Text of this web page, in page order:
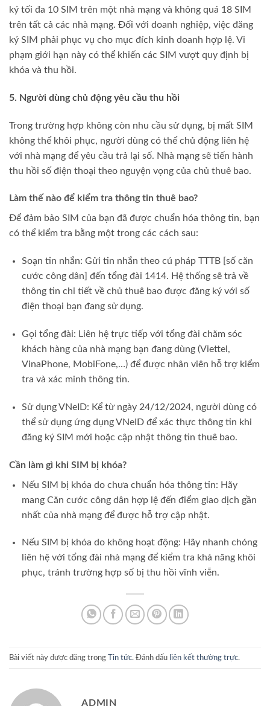
ký tối đa 10 SIM trên một nhà mạng và không quá 18 SIM
trên tất cả các nhà mạng. Đối với doanh nghiệp, việc đăng
ký SIM phải phục vụ cho mục đích kinh doanh hợp lệ. Vi
phạm giới hạn này có thể khiến các SIM vượt quy định bị
khóa và thu hồi.
5. Người dùng chủ động yêu cầu thu hồi
Trong trường hợp không còn nhu cầu sử dụng, bị mất SIM
không thể khôi phục, người dùng có thể chủ động liên hệ
với nhà mạng để yêu cầu trả lại số. Nhà mạng sẽ tiến hành
thu hồi số điện thoại theo nguyện vọng của chủ thuê bao.
Làm thế nào để kiểm tra thông tin thuê bao?
Để đảm bảo SIM của bạn đã được chuẩn hóa thông tin, bạn
có thể kiểm tra bằng một trong các cách sau:
Soạn tin nhắn: Gửi tin nhắn theo cú pháp TTTB [số căn
cước công dân] đến tổng đài 1414. Hệ thống sẽ trả về
thông tin chi tiết về chủ thuê bao được đăng ký với số
điện thoại bạn đang sử dụng.
Gọi tổng đài: Liên hệ trực tiếp với tổng đài chăm sóc
khách hàng của nhà mạng bạn đang dùng (Viettel,
VinaPhone, MobiFone,…) để được nhân viên hỗ trợ kiểm
tra và xác minh thông tin.
Sử dụng VNeID: Kể từ ngày 24/12/2024, người dùng có
thể sử dụng ứng dụng VNeID để xác thực thông tin khi
đăng ký SIM mới hoặc cập nhật thông tin thuê bao.
Cần làm gì khi SIM bị khóa?
Nếu SIM bị khóa do chưa chuẩn hóa thông tin: Hãy
mang Căn cước công dân hợp lệ đến điểm giao dịch gần
nhất của nhà mạng để được hỗ trợ cập nhật.
Nếu SIM bị khóa do không hoạt động: Hãy nhanh chóng
liên hệ với tổng đài nhà mạng để kiểm tra khả năng khôi
phục, tránh trường hợp số bị thu hồi vĩnh viễn.
Bài viết này được đăng trong Tin tức. Đánh dấu liên kết thường trực.
ADMIN